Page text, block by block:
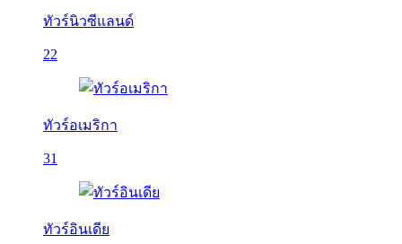
ทัวร์นิวซีแลนด์
22
ทัวร์อเมริกา
31
ทัวร์อินเดีย